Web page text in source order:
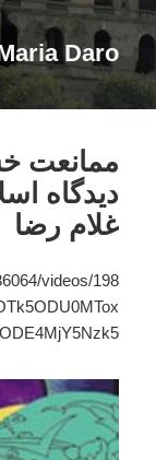
Daro
ممانعت
دیدگاه
غلام رضا
videos/198